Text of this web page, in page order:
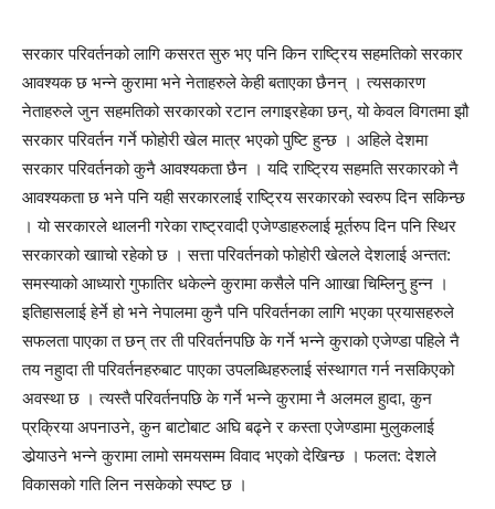
सरकार परिवर्तनको लागि कसरत सुरु भए पनि किन राष्ट्रिय सहमतिको सरकार
आवश्यक छ भन्ने कुरामा भने नेताहरुले केही बताएका छैनन् । त्यसकारण
नेताहरुले जुन सहमतिको सरकारको रटान लगाइरहेका छन्, यो केवल विगतमा झौ
सरकार परिवर्तन गर्ने फोहोरी खेल मात्र भएको पुष्टि हुन्छ । अहिले देशमा
सरकार परिवर्तनको कुनै आवश्यकता छैन । यदि राष्ट्रिय सहमति सरकारको नै
आवश्यकता छ भने पनि यही सरकारलाई राष्ट्रिय सरकारको स्वरुप दिन सकिन्छ
। यो सरकारले थालनी गरेका राष्ट्रवादी एजेण्डाहरुलाई मूर्तरुप दिन पनि स्थिर
सरकारको खााचो रहेको छ । सत्ता परिवर्तनको फोहोरी खेलले देशलाई अन्तत:
समस्याको आध्यारो गुफातिर धकेल्ने कुरामा कसैले पनि आाखा चिम्लिनु हुन्न ।
इतिहासलाई हेर्ने हो भने नेपालमा कुनै पनि परिवर्तनका लागि भएका प्रयासहरुले
सफलता पाएका त छन् तर ती परिवर्तनपछि के गर्ने भन्ने कुराको एजेण्डा पहिले नै
तय नहुादा ती परिवर्तनहरुबाट पाएका उपलब्धिहरुलाई संस्थागत गर्न नसकिएको
अवस्था छ । त्यस्तै परिवर्तनपछि के गर्ने भन्ने कुरामा नै अलमल हुादा, कुन
प्रक्रिया अपनाउने, कुन बाटोबाट अघि बढ्ने र कस्ता एजेण्डामा मुलुकलाई
डोर्‍याउने भन्ने कुरामा लामो समयसम्म विवाद भएको देखिन्छ । फलत: देशले
विकासको गति लिन नसकेको स्पष्ट छ ।